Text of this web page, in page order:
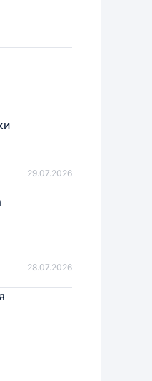
29.07.2026
28.07.2026